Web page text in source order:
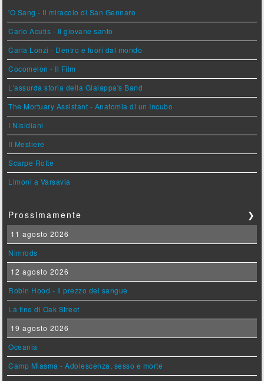
'O Sang - Il miracolo di San Gennaro
Carlo Acutis - Il giovane santo
Carla Lonzi - Dentro e fuori dal mondo
Cocomelon - Il Film
L'assurda storia della Gialappa's Band
The Mortuary Assistant - Anatomia di un Incubo
I Nisidiani
Il Mestiere
Scarpe Rotte
Limoni a Varsavia
Prossimamente ❯
11 agosto 2026
Nimrods
12 agosto 2026
Robin Hood - Il prezzo del sangue
La fine di Oak Street
19 agosto 2026
Oceania
Camp Miasma - Adolescenza, sesso e morte